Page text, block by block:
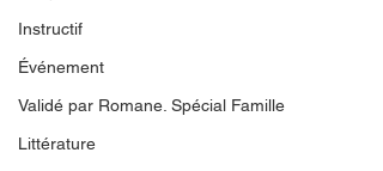
Instructif
Événement
Validé par Romane. Spécial Famille
Littérature